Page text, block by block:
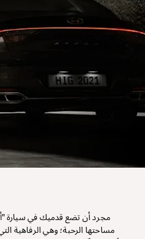
مجرد أن تضع قدميك في سيارة
مساحتها الرحبة؛ وهي الرفاهية